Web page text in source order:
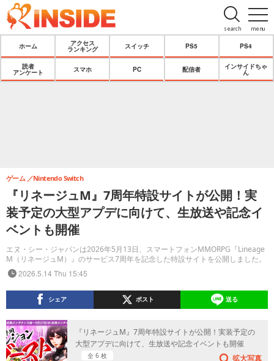
menu
search
ホーム
アクセス
ランキング
スイッチ PS5 PS4
読者
アンケート
スマホ PC 配信者
インサイドちゃ
ん
『リネージュM』7周年特設サイトが公開！実
装予定の大型アプデに向けて、生放送や記念イ
ベントも開催
エヌ・シー・ジャパンは2026年5月13日、スマートフォンMMORPG『Lineage
M（リネージュM）』のサービス7周年を記念した特設サイトを公開しました。
ゲーム Nintendo Switch
2026.5.14 Thu 15:45
シェア ポスト 送る
『リネージュM』7周年特設サイトが公開！実装予定の
大型アプデに向けて、生放送や記念イベントも開催
全 6 枚 拡大写真